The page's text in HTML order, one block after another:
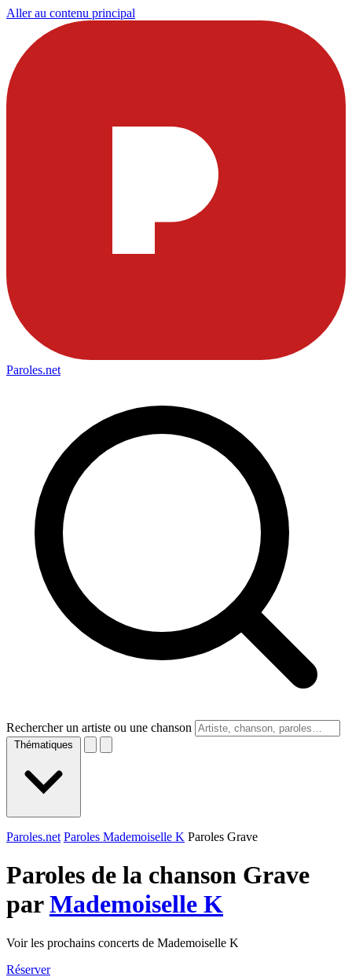
Aller au contenu principal
Paroles.net
Rechercher un artiste ou une chanson
Thématiques
Paroles.net Paroles Mademoiselle K Paroles Grave
Paroles de la chanson Grave
parMademoiselle K
Voir les prochains concerts de Mademoiselle K
Réserver